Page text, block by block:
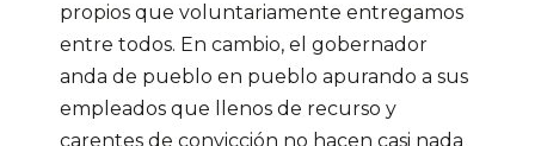
propios que voluntariamente entregamos
entre todos. En cambio, el gobernador
anda de pueblo en pueblo apurando a sus
empleados que llenos de recurso y
carentes de convicción no hacen casi nada